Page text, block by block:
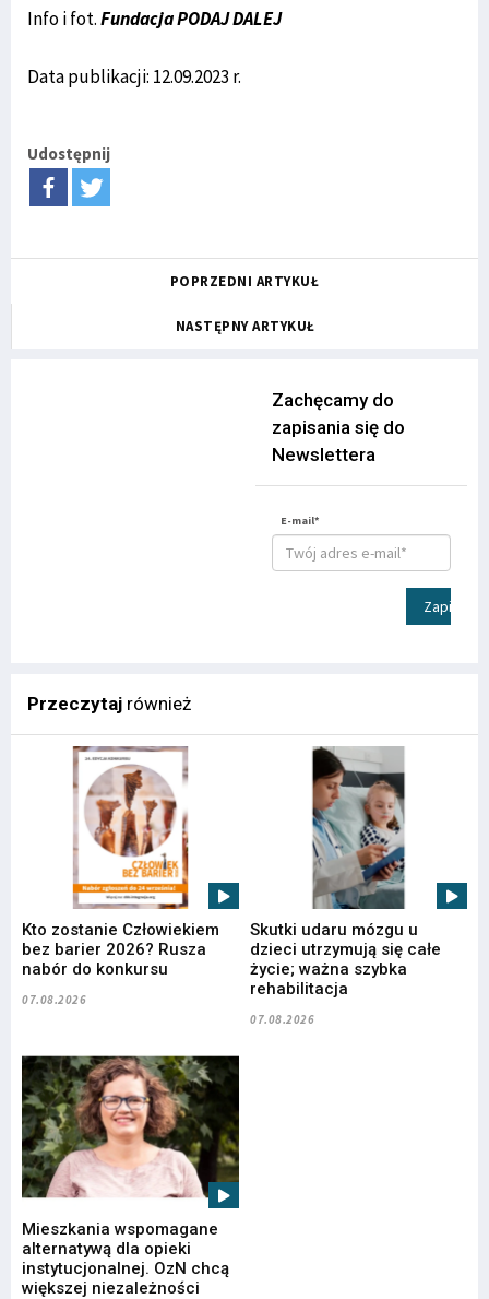
Info i fot.Fundacja PODAJ DALEJ
Data publikacji: 12.09.2023 r.
Udostępnij
POPRZEDNI ARTYKUŁ
NASTĘPNY ARTYKUŁ
Zachęcamy do
zapisania się do
Newslettera
E-mail*
Zapisz
Przeczytaj również
Kto zostanie Człowiekiem
bez barier 2026? Rusza
nabór do konkursu
07.08.2026
Skutki udaru mózgu u
dzieci utrzymują się całe
życie; ważna szybka
rehabilitacja
07.08.2026
Mieszkania wspomagane
alternatywą dla opieki
instytucjonalnej. OzN chcą
większej niezależności